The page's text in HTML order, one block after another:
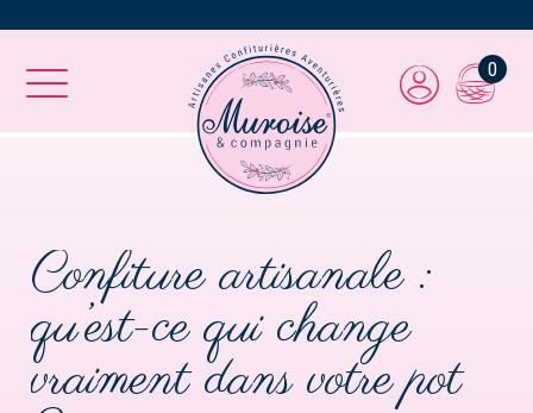
0
Confiture artisanale :
qu’est-ce qui change
vraiment dans votre pot